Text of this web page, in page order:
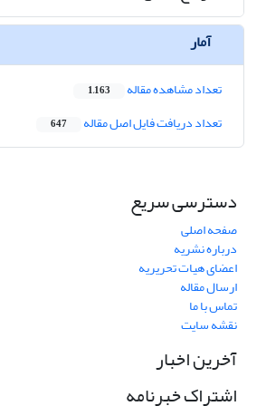
آمار
تعداد مشاهده مقاله 1,163
تعداد دریافت فایل اصل مقاله 647
دسترسی سریع
صفحه اصلی
درباره نشریه
اعضای هیات تحریریه
ارسال مقاله
تماس با ما
نقشه سایت
آخرین اخبار
اشتراک خبرنامه